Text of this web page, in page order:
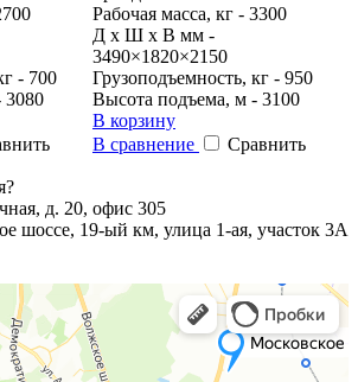
- 700
3080
Рабочая масса, кг - 3300
Д x Ш x В мм -
3490×1820×2150
Грузоподъемность, кг - 950
Высота подъема, м - 3100
В корзину
В сравнение
Сравнить
д. 20, офис 305
шоссе, 19-ый км, улица 1-ая, участок 3А